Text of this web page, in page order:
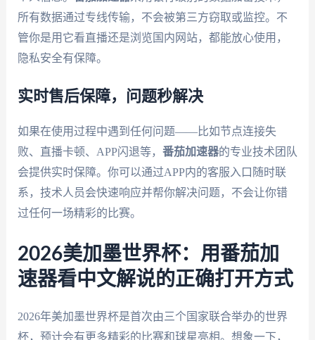
所有数据通过专线传输，不会被第三方窃取或监控。不
管你是用它看直播还是浏览国内网站，都能放心使用，
隐私安全有保障。
实时售后保障，问题秒解决
如果在使用过程中遇到任何问题——比如节点连接失
败、直播卡顿、APP闪退等， 番茄加速器的专业技术团队
会提供实时保障。你可以通过APP内的客服入口随时联
系，技术人员会快速响应并帮你解决问题，不会让你错
过任何一场精彩的比赛。
2026美加墨世界杯：用番茄加
速器看中文解说的正确打开方式
2026年美加墨世界杯是首次由三个国家联合举办的世界
杯，预计会有更多精彩的比赛和球星亮相。想象一下，